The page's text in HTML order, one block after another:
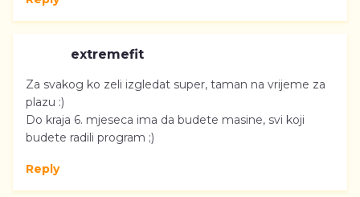
extremefit
Za svakog ko zeli izgledat super, taman na vrijeme za
plazu :)
Do kraja 6. mjeseca ima da budete masine, svi koji
budete radili program ;)
Reply